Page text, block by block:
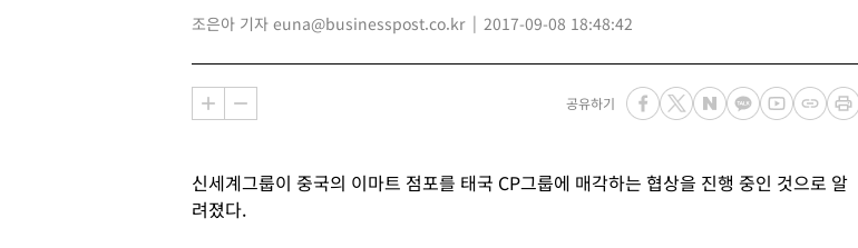
조은아 기자 euna@businesspost.co.kr 2017-09-08 18:48:42
공유하기
신세계그룹이 중국의 이마트 점포를 태국 CP그룹에 매각하는 협상을 진행 중인 것으로 알
려졌다.